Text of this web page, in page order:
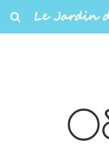
Le Jardin